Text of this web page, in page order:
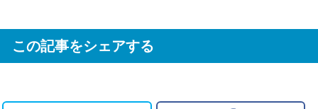
この記事をシェアする